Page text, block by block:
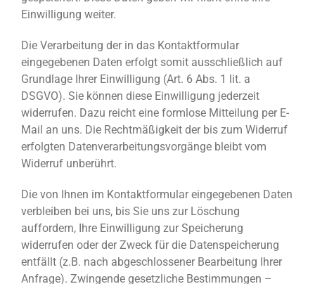
Einwilligung weiter.
Die Verarbeitung der in das Kontaktformular
eingegebenen Daten erfolgt somit ausschließlich auf
Grundlage Ihrer Einwilligung (Art. 6 Abs. 1 lit. a
DSGVO). Sie können diese Einwilligung jederzeit
widerrufen. Dazu reicht eine formlose Mitteilung per E-
Mail an uns. Die Rechtmäßigkeit der bis zum Widerruf
erfolgten Datenverarbeitungsvorgänge bleibt vom
Widerruf unberührt.
Die von Ihnen im Kontaktformular eingegebenen Daten
verbleiben bei uns, bis Sie uns zur Löschung
auffordern, Ihre Einwilligung zur Speicherung
widerrufen oder der Zweck für die Datenspeicherung
entfällt (z.B. nach abgeschlossener Bearbeitung Ihrer
Anfrage). Zwingende gesetzliche Bestimmungen –